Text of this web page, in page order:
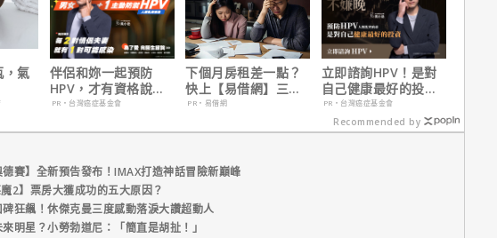
，氣
伴侶和妳一起預防
HPV，才有資格說愛
妳！
PR・台灣癌症基金會
下個月房租差一點？
快上【易借網】三分
鐘解決燃眉之急
PR・易借網
立即諮詢HPV！是對
自己健康最好的投
資，把握現在不嫌
晚！
PR・台灣癌症基金會
Recommended by
賽】全新預告發布！IMAX打造神話冒險新巔峰
2】票房大獲成功的五大原因？
碑狂飆！休傑克曼三度感動落淚大讚超動人
明星？小勞勃道尼：「簡直是胡扯！」